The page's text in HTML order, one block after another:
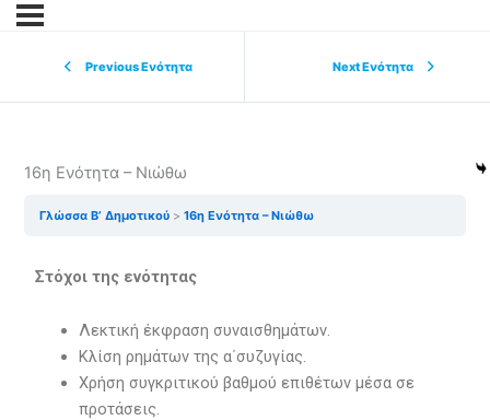
Previous Ενότητα Next Ενότητα
16η Ενότητα – Νιώθω
Γλώσσα Β’ Δημοτικού 16η Ενότητα – Νιώθω
Στόχοι της ενότητας
Λεκτική έκφραση συναισθημάτων.
Κλίση ρημάτων της α΄συζυγίας.
Χρήση συγκριτικού βαθμού επιθέτων μέσα σε
προτάσεις.